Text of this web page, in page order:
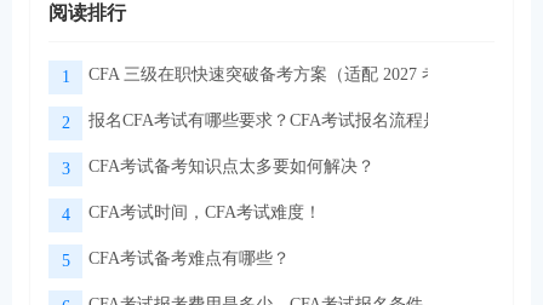
阅读排行
1 CFA 三级在职快速突破备考方案（适配 2027 考季）
2 报名CFA考试有哪些要求？CFA考试报名流程是怎样的？
3 CFA考试备考知识点太多要如何解决？
4 CFA考试时间，CFA考试难度！
5 CFA考试备考难点有哪些？